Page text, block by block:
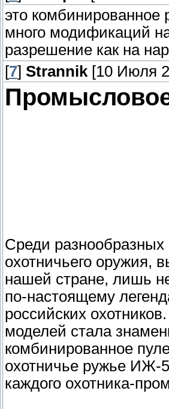
это комбинированное
много модификаций
разрешение как на
[7] Strannik [10 Июля
Среди разнообразных
охотничьего оружия,
нашей стране, лишь
по-настоящему
российских
моделей стала
комбинированное
охотничье ружье ИЖ-
каждого охотника-